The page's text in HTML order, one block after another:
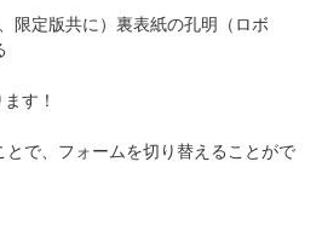
定版共に）裏表紙の孔明（ロボ
す！
で、フォームを切り替えることがで